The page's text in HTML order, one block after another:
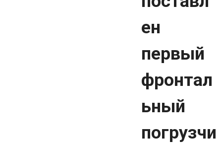
ен
первый
фронтал
ьный
погрузчи